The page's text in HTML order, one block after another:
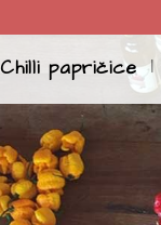
Chilli papričice